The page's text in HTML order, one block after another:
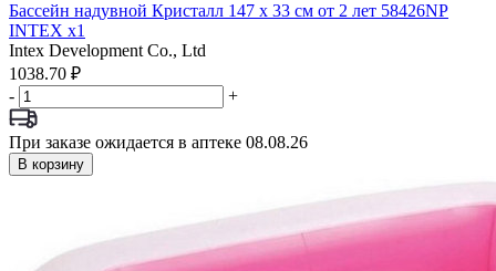
Бассейн надувной Кристалл 147 х 33 см от 2 лет 58426NP
INTEX x1
Intex Development Co., Ltd
1038.70 ₽
-
+
При заказе ожидается в аптеке 08.08.26
В корзину